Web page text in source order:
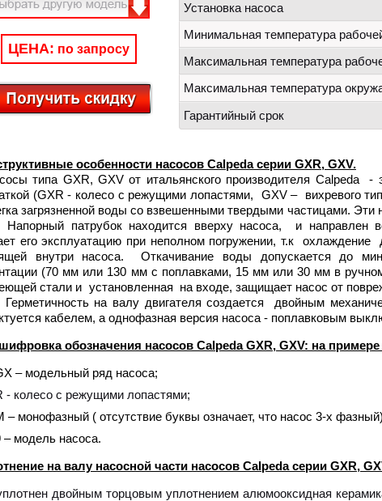
ЦЕНА: по запросу
Установка насоса
Минимальная температура
Максимальная температура
Максимальная температура
Гарантийный срок
особенности насосов Calpeda серии GXR, GXV.
типа GXR, GXV от итальянского производителя Calpeda -
(GXR - колесо с режущими лопастями, GXV – вихревого
загрязненной воды со взвешенными твердыми частицами.
патрубок находится вверху насоса, и направлен
его эксплуатацию при неполном погружении, т.к
внутри насоса. Откачивание воды допускается до
(70 мм или 130 мм с поплавками, 15 мм или 30 мм в
стали и установленная на входе, защищает насос от
Герметичность на валу двигателя создается двойным
кабелем, а однофазная версия насоса - поплавковым
обозначения насосов CalpedaGXR, GXV: на примере
– модельный ряд насоса;
- колесо с режущими лопастями;
– монофазный ( отсутствие буквы означает, что насос 3-х фазный)
– модель насоса.
на валу насосной части насосов Calpeda серии GXR,
двойным торцовым уплотнением алюмооксидная